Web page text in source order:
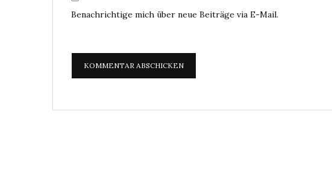
Benachrichtige mich über neue Beiträge via E-Mail.